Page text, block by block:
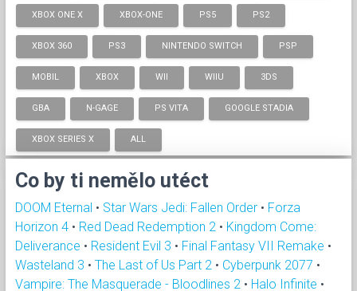
XBOX ONE X XBOX-ONE PS5 PS2
XBOX 360 PS3 NINTENDO SWITCH PSP
MOBIL XBOX WII WIIU 3DS
GBA N-GAGE PS VITA GOOGLE STADIA
XBOX SERIES X ALL
Co by ti nemělo utéct
DOOM Eternal • Star Wars Jedi: Fallen Order • Forza
Horizon 4 • Red Dead Redemption 2 • Kingdom Come:
Deliverance • Resident Evil 3 • Final Fantasy VII Remake •
Wasteland 3 • The Last of Us Part 2 • Cyberpunk 2077 •
Vampire: The Masquerade - Bloodlines 2 • Halo Infinite •